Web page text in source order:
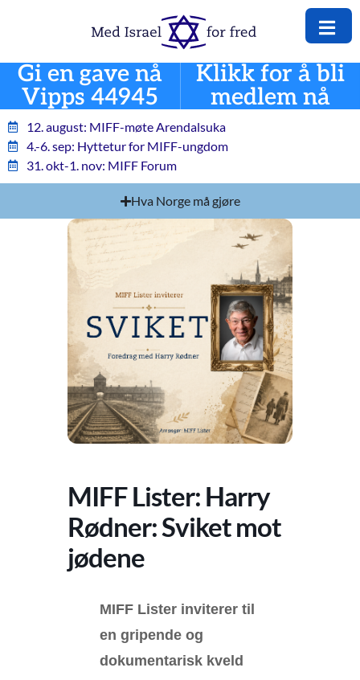
Gi en gave nå
Vipps 44945
Klikk for å bli
medlem nå
12. august: MIFF-møte Arendalsuka
4.-6. sep: Hyttetur for MIFF-ungdom
31. okt-1. nov: MIFF Forum
Hva Norge må gjøre
MIFF Lister: Harry
Rødner: Sviket mot
jødene
MIFF Lister inviterer til
en gripende og
dokumentarisk kveld